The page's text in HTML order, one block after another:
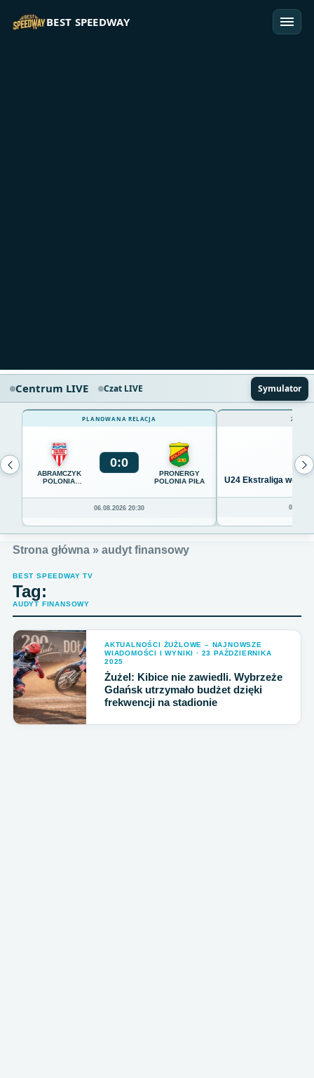
BEST SPEEDWAY
Centrum LIVE Czat LIVE Symulator
PLANOWANA RELACJA
ABRAMCZYK
POLONIA
0:0
PRONERGY
POLONIA PIŁA
06.08.2026 20:30
U24 Ekstraliga we
Strona główna » audyt finansowy
BEST SPEEDWAY TV
Tag:
AUDYT FINANSOWY
AKTUALNOŚCI ŻUŻLOWE – NAJNOWSZE
WIADOMOŚCI I WYNIKI · 23 PAŹDZIERNIKA
2025
Żużel: Kibice nie zawiedli. Wybrzeże
Gdańsk utrzymało budżet dzięki
frekwencji na stadionie